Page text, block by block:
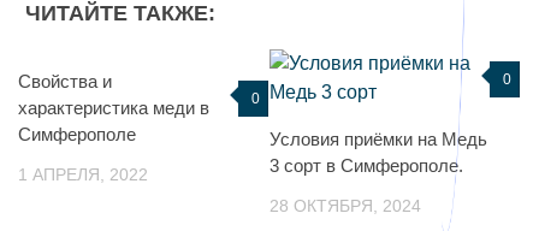
ЧИТАЙТЕ ТАКЖЕ:
0
Свойства и
характеристика меди в
Симферополе
1 АПРЕЛЯ, 2022
0
Условия приёмки на Медь
3 сорт в Симферополе.
28 ОКТЯБРЯ, 2024